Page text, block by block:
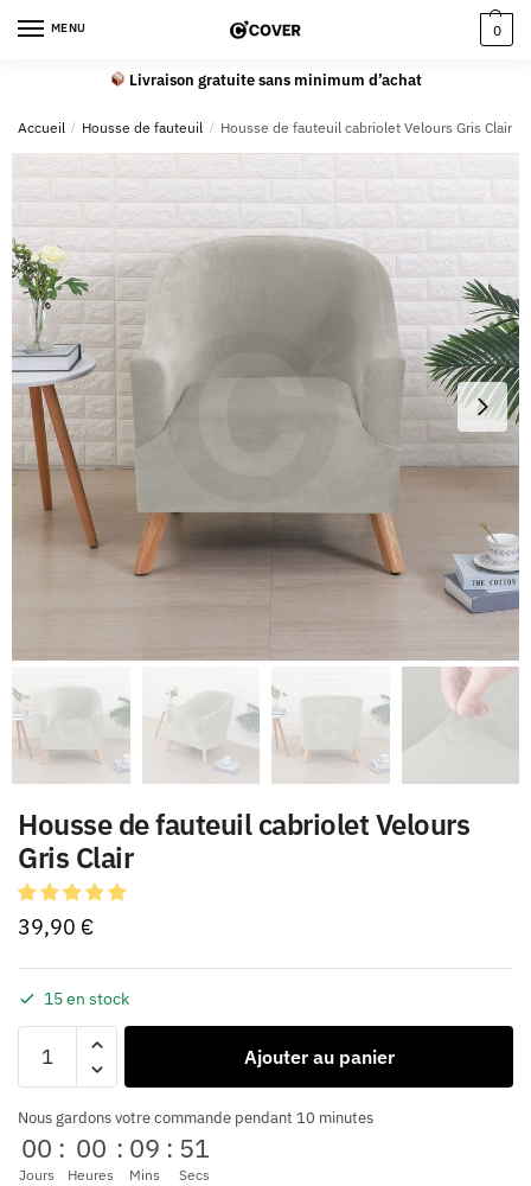
MENU 0
Livraison gratuite sans minimum d’achat
Accueil / Housse de fauteuil / Housse de fauteuil cabriolet Velours Gris Clair
Housse de fauteuil cabriolet Velours
Gris Clair
39,90 €
15 en stock
Ajouter au panier
Nous gardons votre commande pendant 10 minutes
00
Jours
: 00
Heures
: 09
Mins
: 51
Secs